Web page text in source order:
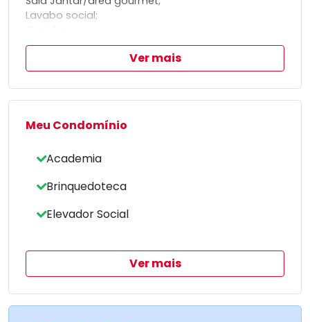
Lavabo social;
Área de serviço;
Ver mais
Meu Condomínio
Academia
Brinquedoteca
Elevador Social
Ver mais